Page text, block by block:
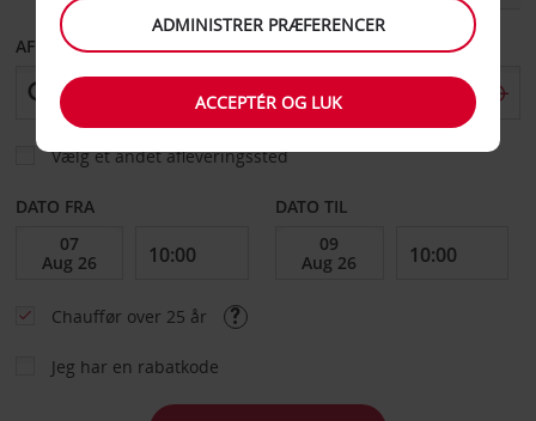
AFHENT FRA
Vælg et andet afleveringssted
DATO FRA DATO TIL
Chauffør over 25 år
Jeg har en rabatkode
ADMINISTRER PRÆFERENCER
ACCEPTÉR OG LUK